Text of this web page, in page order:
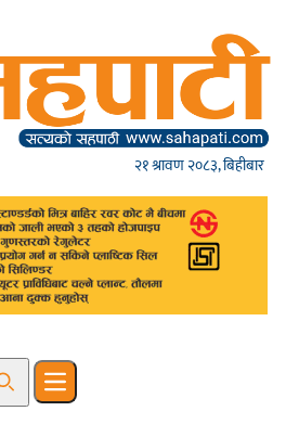
२१ श्रावण २०८३, बिहीबार
News
SearchOpen main menu